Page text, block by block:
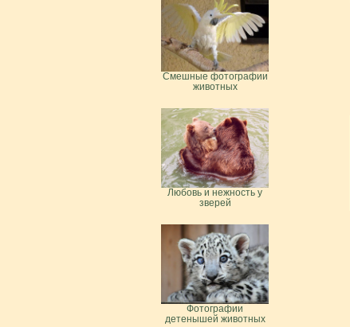
Смешные фотографии
животных
Любовь и нежность у
зверей
Фотографии
детенышей животных